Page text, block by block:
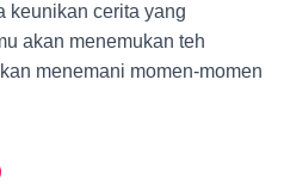
keunikan cerita yang
akan menemukan teh
menemani momen-momen